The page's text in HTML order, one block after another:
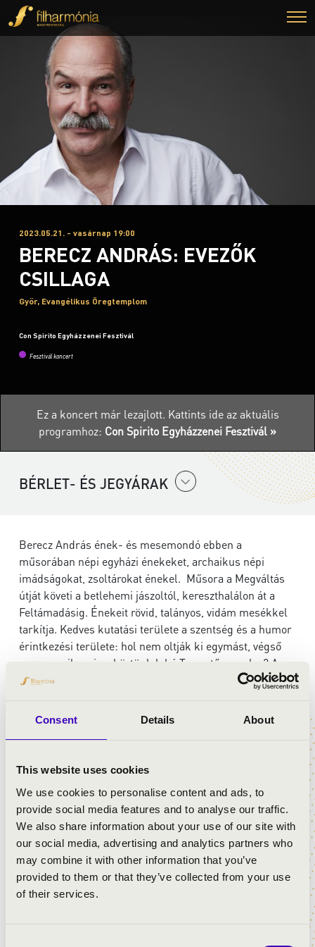
Consent Details About
This website uses cookies
We use cookies to personalise content and ads, to
provide social media features and to analyse our traffic.
We also share information about your use of our site with
our social media, advertising and analytics partners who
may combine it with other information that you’ve
provided to them or that they’ve collected from your use
of their services.
2023.05.21. - vasárnap 19:00
BERECZ ANDRÁS: EVEZŐK
CSILLAGA
Győr, Evangélikus Öregtemplom
Con Spirito Egyházzenei Fesztivál
Fesztivál koncert
Ez a koncert már lezajlott. Kattints ide az aktuális
programhoz: Con Spirito Egyházzenei Fesztivál »
BÉRLET- ÉS JEGYÁRAK
Berecz András ének- és mesemondó ebben a
műsorában népi egyházi énekeket, archaikus népi
imádságokat, zsoltárokat énekel. Műsora a Megváltás
útját követi a betlehemi jászoltól, kereszthalálon át a
Feltámadásig. Énekeit rövid, talányos, vidám mesékkel
tarkítja. Kedves kutatási területe a szentség és a humor
érintkezési területe: hol nem oltják ki egymást, végső
soron – milyen is a köztünk lakó Teremtő mosolya? A
műsort gregorián énekek teszik teljessé a Graduale
Bratislavensis tolmácsolásában.
ELŐADÓK:
Berecz András- ének- és mesemondó
Schola Gregoriana Bratislavensis
művészeti vezető:Milan Kolena
MŰSOR: